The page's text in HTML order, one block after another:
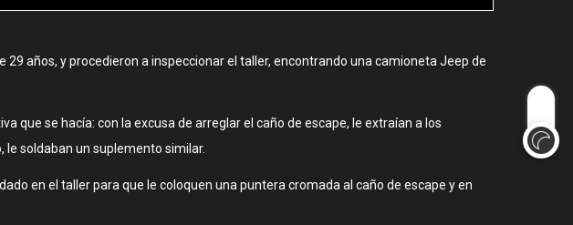
años, y procedieron a inspeccionar el taller, encontrando una camioneta Jeep de
que se hacía: con la excusa de arreglar el caño de escape, le extraían a los
le soldaban un suplemento similar.
en el taller para que le coloquen una puntera cromada al caño de escape y en